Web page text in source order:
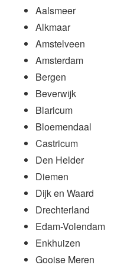
Aalsmeer
Alkmaar
Amstelveen
Amsterdam
Bergen
Beverwijk
Blaricum
Bloemendaal
Castricum
Den Helder
Diemen
Dijk en Waard
Drechterland
Edam-Volendam
Enkhuizen
Gooise Meren